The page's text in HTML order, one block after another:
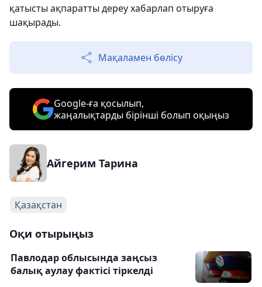
қатысты ақпаратты дереу хабарлап отыруға
шақырады.
Мақаламен бөлісу
Google-ға қосылып,
жаңалықтарды бірінші болып оқыңыз
Айгерим Тарина
Қазақстан
Оқи отырыңыз
Павлодар облысында заңсыз
балық аулау фактісі тіркелді